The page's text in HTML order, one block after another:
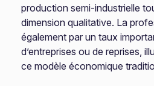
production semi-industrielle
dimension qualitative. La
également par un taux
d’entreprises ou de reprises,
ce modèle économique